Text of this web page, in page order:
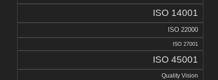
ISO 14001
ISO 22000
ISO 27001
ISO 45001
Quality Vision